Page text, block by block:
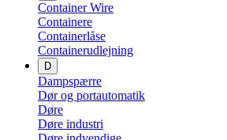
Container Wire
Containere
Containerlåse
Containerudlejning
D
Dampspærre
Dør og portautomatik
Døre
Døre industri